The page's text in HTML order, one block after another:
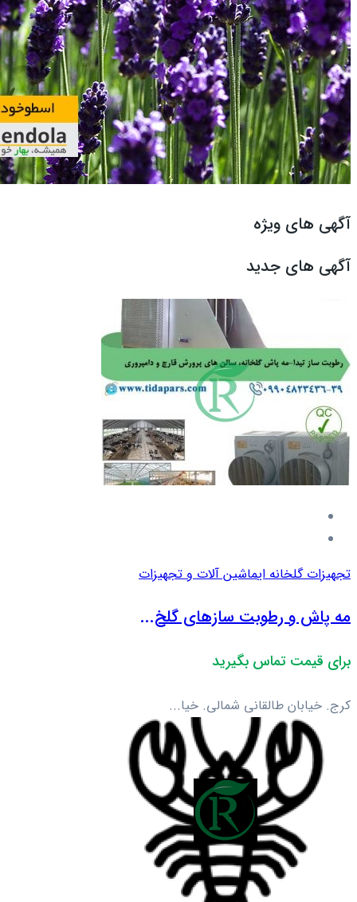
آگهی های ویژه
آگهی های جدید
تجهیزات گلخانه ایماشین آلات و تجهیزات
مه پاش و رطوبت سازهای گلخ...
برای قیمت تماس بگیرید
کرج. خیابان طالقانی شمالی. خیا...